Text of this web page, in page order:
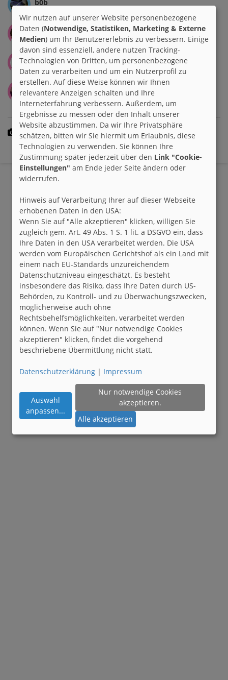
b0b
Backenhoernchen
Baerchen
Basilda
Die letzten 10 Gruppenbilder
- bisher keine Gruppenbilder vorhanden -
Wir nutzen auf unserer Website personenbezogene
Daten (Notwendige, Statistiken, Marketing & Externe
Medien) um Ihr Benutzererlebnis zu verbessern. Einige
davon sind essenziell, andere nutzen Tracking-
Technologien von Dritten, um personenbezogene
Daten zu verarbeiten und um ein Nutzerprofil zu
erstellen. Auf diese Weise können wir Ihnen
relevantere Anzeigen schalten und Ihre
Interneterfahrung verbessern. Außerdem, um
Ergebnisse zu messen oder den Inhalt unserer
Website abzustimmen. Da wir Ihre Privatsphäre
schätzen, bitten wir Sie hiermit um Erlaubnis, diese
Technologien zu verwenden. Sie können Ihre
Zustimmung später jederzeit über den Link "Cookie-
Einstellungen" am Ende jeder Seite ändern oder
widerrufen.
Hinweis auf Verarbeitung Ihrer auf dieser Webseite
erhobenen Daten in den USA:
Wenn Sie auf "Alle akzeptieren" klicken, willigen Sie
zugleich gem. Art. 49 Abs. 1 S. 1 lit. a DSGVO ein, dass
Ihre Daten in den USA verarbeitet werden. Die USA
werden vom Europäischen Gerichtshof als ein Land mit
einem nach EU-Standards unzureichendem
Datenschutzniveau eingeschätzt. Es besteht
insbesondere das Risiko, dass Ihre Daten durch US-
Behörden, zu Kontroll- und zu Überwachungszwecken,
möglicherweise auch ohne
Rechtsbehelfsmöglichkeiten, verarbeitet werden
können. Wenn Sie auf "Nur notwendige Cookies
akzeptieren" klicken, findet die vorgehend
beschriebene Übermittlung nicht statt.
Datenschutzerklärung | Impressum
Auswahl
anpassen...
Nur notwendige Cookies
akzeptieren.
Alle akzeptieren